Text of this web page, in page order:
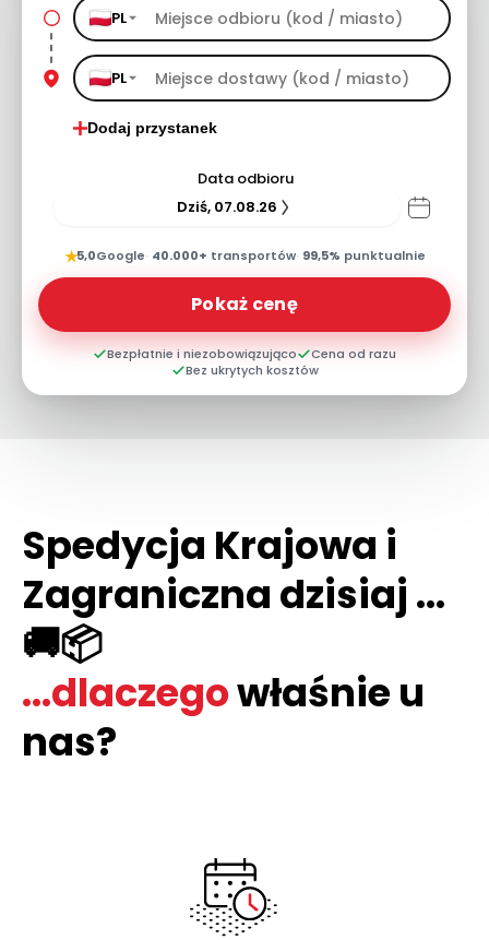
PL
PL
Dodaj przystanek
Data odbioru
Dziś, 07.08.26
★5,0Google· 40.000+ transportów· 99,5% punktualnie
Pokaż cenę
Bezpłatnie i niezobowiązująco
Cena od razu
Bez ukrytych kosztów
Spedycja Krajowa i
Zagraniczna dzisiaj ...
🚚📦
...dlaczegowłaśnie u
nas?